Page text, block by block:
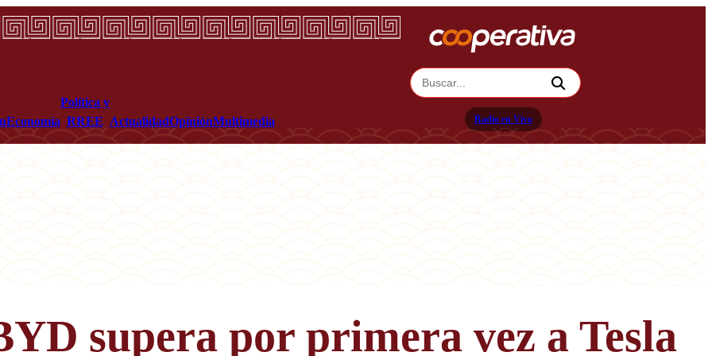
Economía
Política y
RREE ActualidadOpiniónMultimedia Radio en Vivo
supera por primera vez a Tesla